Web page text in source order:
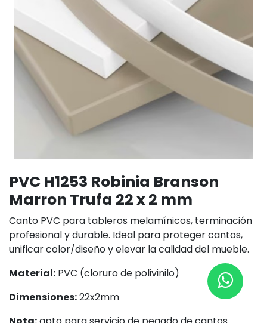
PVC H1253 Robinia Branson
Marron Trufa 22 x 2 mm
Canto PVC para tableros melamínicos, terminación
profesional y durable. Ideal para proteger cantos,
unificar color/diseño y elevar la calidad del mueble.
Material: PVC (cloruro de polivinilo)
Dimensiones:22x2mm